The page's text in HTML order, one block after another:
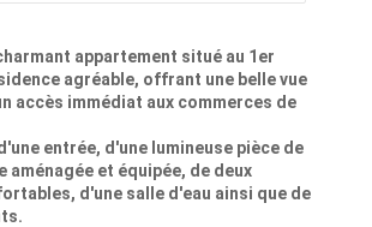
appartement situé au 1er
agréable, offrant une belle vue
accès immédiat aux commerces de
entrée, d'une lumineuse pièce de
aménagée et équipée, de deux
d'une salle d'eau ainsi que de